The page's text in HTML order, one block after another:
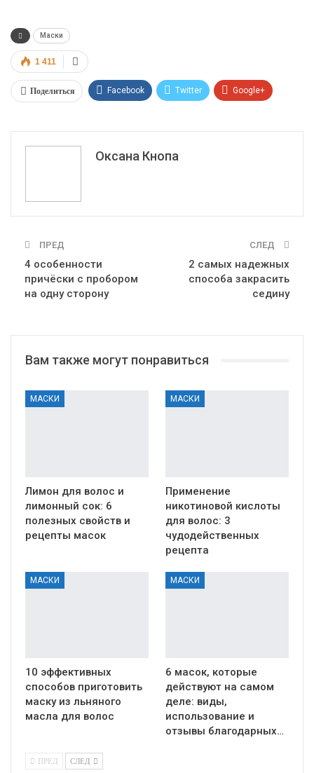
Маски
1 411
Поделиться Facebook Twitter Google+
Эл. адрес
Оксана Кнопа
ПРЕД
4 особенности
причёски с пробором
на одну сторону
СЛЕД
2 самых надежных
способа закрасить
седину
Вам также могут понравиться
МАСКИ
Лимон для волос и
лимонный сок: 6
полезных свойств и
рецепты масок
МАСКИ
Применение
никотиновой кислоты
для волос: 3
чудодейственных
рецепта
МАСКИ
10 эффективных
способов приготовить
маску из льняного
масла для волос
МАСКИ
6 масок, которые
действуют на самом
деле: виды,
использование и
отзывы благодарных…
ПРЕД СЛЕД